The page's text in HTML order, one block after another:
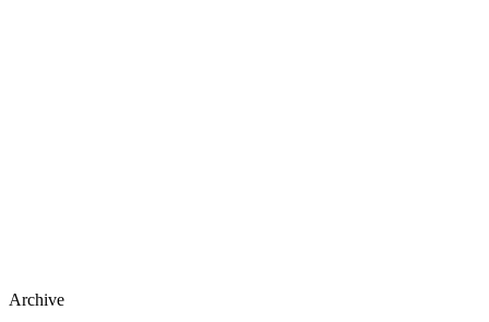
Archive